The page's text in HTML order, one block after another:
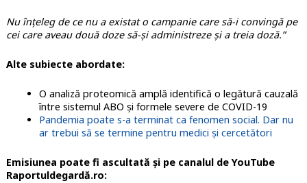
Nu înțeleg de ce nu a existat o campanie care să-i convingă pe
cei care aveau două doze să-și administreze și a treia doză.”
Alte subiecte abordate:
O analiză proteomică amplă identifică o legătură cauzală
între sistemul ABO și formele severe de COVID-19
Pandemia poate s-a terminat ca fenomen social. Dar nu
ar trebui să se termine pentru medici și cercetători
Emisiunea poate fi ascultată și pe canalul de YouTube
Raportuldegardă.ro: